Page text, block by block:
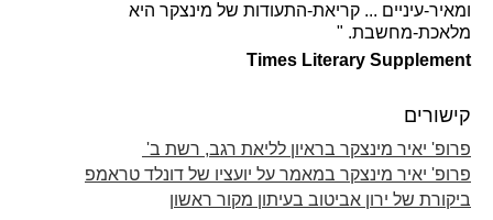
ומאיר-עיניים ... קריאת-התעודות של מינצקר היא
מלאכת-מחשבת. "
Times Literary Supplement
קישורים
פרופ' יאיר מינצקר בראיון לליאת רגב, רשת ב'
פרופ' יאיר מינצקר במאמר על יועציו של דונלד טראמפ
ביקורת של ירון אביטוב בעיתון מקור ראשון